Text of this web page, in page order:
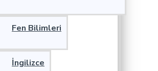
Fen Bilimleri
İngilizce